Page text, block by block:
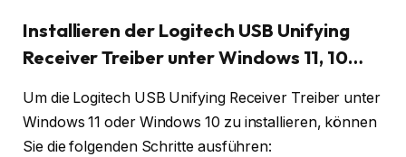
Installieren der Logitech USB Unifying
Receiver Treiber unter Windows 11, 10…
Um die Logitech USB Unifying Receiver Treiber unter
Windows 11 oder Windows 10 zu installieren, können
Sie die folgenden Schritte ausführen: